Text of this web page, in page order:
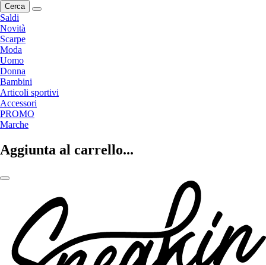
Cerca
Saldi
Novità
Scarpe
Moda
Uomo
Donna
Bambini
Articoli sportivi
Accessori
PROMO
Marche
Aggiunta al carrello...